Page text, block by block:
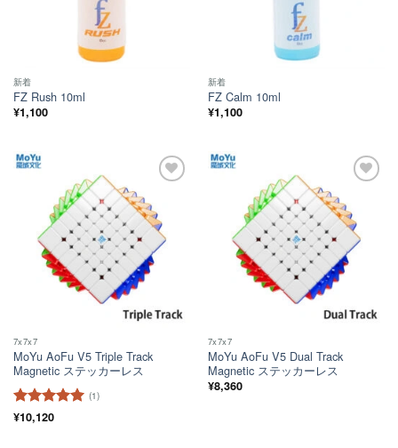
新着
FZ Rush 10ml
¥1,100
新着
FZ Calm 10ml
¥1,100
7x7x7
MoYu AoFu V5 Triple Track
Magnetic ステッカーレス
5段階中
(1)
¥10,120
7x7x7
MoYu AoFu V5 Dual Track
Magnetic ステッカーレス
¥8,360